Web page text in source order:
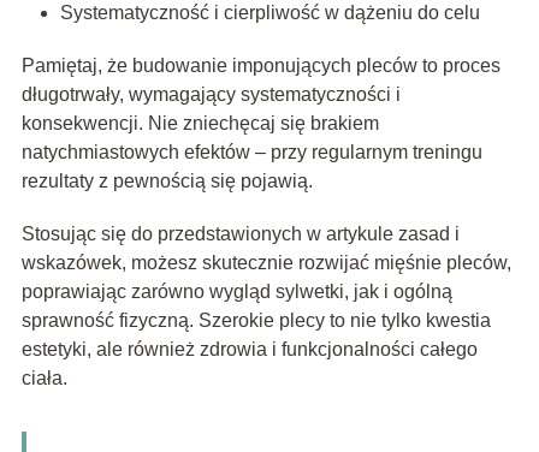
Systematyczność i cierpliwość w dążeniu do celu
Pamiętaj, że budowanie imponujących pleców to proces
długotrwały, wymagający systematyczności i
konsekwencji. Nie zniechęcaj się brakiem
natychmiastowych efektów – przy regularnym treningu
rezultaty z pewnością się pojawią.
Stosując się do przedstawionych w artykule zasad i
wskazówek, możesz skutecznie rozwijać mięśnie pleców,
poprawiając zarówno wygląd sylwetki, jak i ogólną
sprawność fizyczną. Szerokie plecy to nie tylko kwestia
estetyki, ale również zdrowia i funkcjonalności całego
ciała.